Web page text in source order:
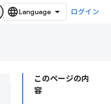
ログイン
このページの内
容